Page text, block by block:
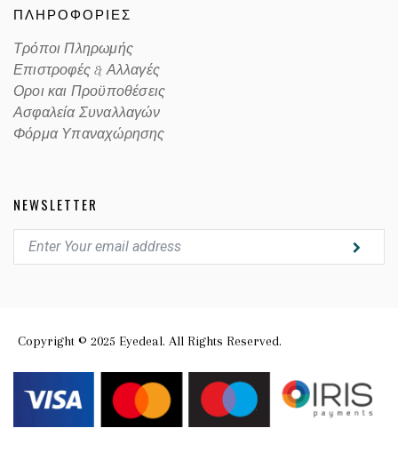
ΠΛΗΡΟΦΟΡΙΕΣ
Τρόποι Πληρωμής
Επιστροφές & Αλλαγές
Οροι και Προϋποθέσεις
Ασφαλεία Συναλλαγών
Φόρμα Υπαναχώρησης
NEWSLETTER
Copyright © 2025 Eyedeal. All Rights Reserved.